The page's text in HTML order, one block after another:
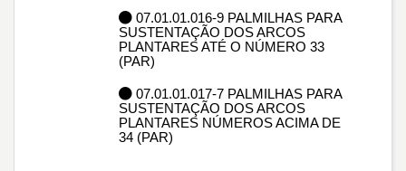
07.01.01.016-9 PALMILHAS PARA
SUSTENTAÇÃO DOS ARCOS
PLANTARES ATÉ O NÚMERO 33
(PAR)
07.01.01.017-7 PALMILHAS PARA
SUSTENTAÇÃO DOS ARCOS
PLANTARES NÚMEROS ACIMA DE
34 (PAR)